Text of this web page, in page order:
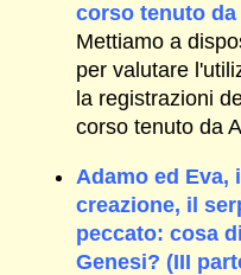
corso tenuto
Mettiamo a
per valutare
la registrazioni
corso tenuto da
Adamo ed Eva,
creazione, il
peccato: cosa
Genesi? (III